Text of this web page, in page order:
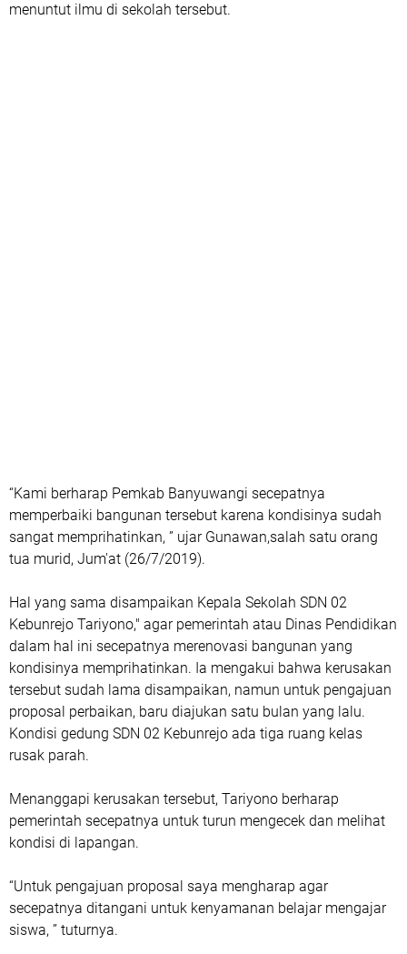
menuntut ilmu di sekolah tersebut.
“Kami berharap Pemkab Banyuwangi secepatnya
memperbaiki bangunan tersebut karena kondisinya sudah
sangat memprihatinkan, ” ujar Gunawan,salah satu orang
tua murid, Jum'at (26/7/2019).
Hal yang sama disampaikan Kepala Sekolah SDN 02
Kebunrejo Tariyono," agar pemerintah atau Dinas Pendidikan
dalam hal ini secepatnya merenovasi bangunan yang
kondisinya memprihatinkan. Ia mengakui bahwa kerusakan
tersebut sudah lama disampaikan, namun untuk pengajuan
proposal perbaikan, baru diajukan satu bulan yang lalu.
Kondisi gedung SDN 02 Kebunrejo ada tiga ruang kelas
rusak parah.
Menanggapi kerusakan tersebut, Tariyono berharap
pemerintah secepatnya untuk turun mengecek dan melihat
kondisi di lapangan.
“Untuk pengajuan proposal saya mengharap agar
secepatnya ditangani untuk kenyamanan belajar mengajar
siswa, ” tuturnya.